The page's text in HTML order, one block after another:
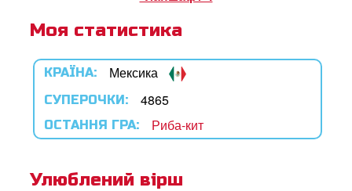
Моя статистика
КРАЇНА: Мексика
СУПЕРОЧКИ: 4865
ОСТАННЯ ГРА: Риба-кит
Улюблений вірш